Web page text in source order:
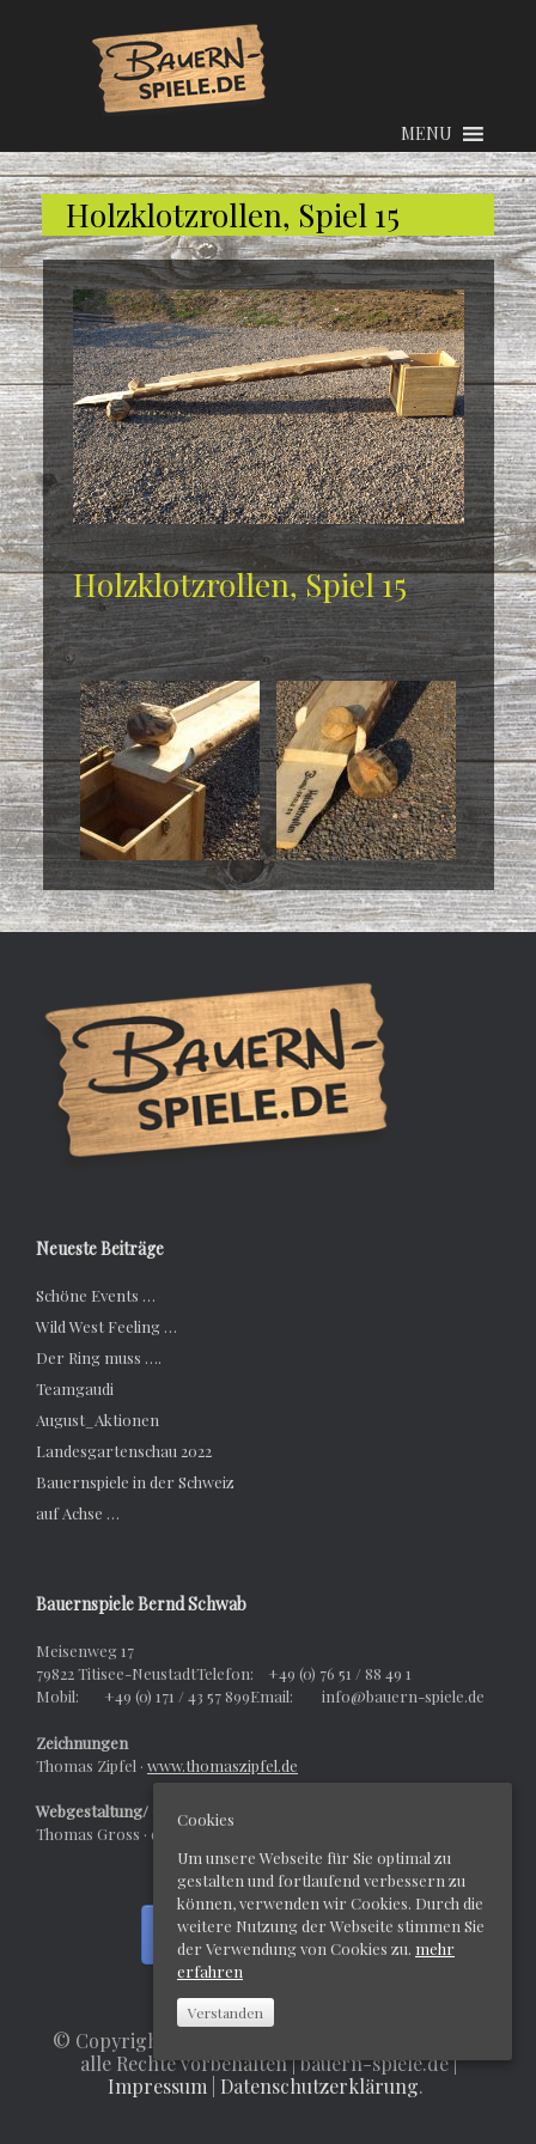
MENU
Holzklotzrollen, Spiel 15
Holzklotzrollen, Spiel 15
Neueste Beiträge
Schöne Events …
Wild West Feeling …
Der Ring muss ….
Teamgaudi
August_Aktionen
Landesgartenschau 2022
Bauernspiele in der Schweiz
auf Achse …
Bauernspiele Bernd Schwab
Meisenweg 17
79822 Titisee-NeustadtTelefon: +49 (0) 76 51 / 88 49 1
Mobil: +49 (0) 171 / 43 57 899Email: info@bauern-spiele.de
Zeichnungen
Thomas Zipfel · www.thomaszipfel.de
Webgestaltung/ -design
Thomas Gross · dexter-werbeagentur.de
© Copyright 2018, Bernd Schwab´s Bauernspiele,
alle Rechte vorbehalten | bauern-spiele.de |
Impressum
Datenschutzerklärung.
Cookies
Um unsere Webseite für Sie optimal zu
gestalten und fortlaufend verbessern zu
können, verwenden wir Cookies. Durch die
weitere Nutzung der Webseite stimmen Sie
der Verwendung von Cookies zu. mehr
erfahren
Verstanden